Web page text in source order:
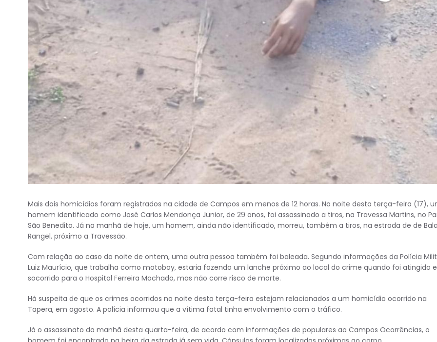
Mais dois homicídios foram registrados na cidade de Campos em menos de 12 horas. Na noite desta terça-feira (17),
homem identificado como José Carlos Mendonça Junior, de 29 anos, foi assassinado a tiros, na Travessa Martins, no
São Benedito. Já na manhã de hoje, um homem, ainda não identificado, morreu, também a tiros, na estrada de de
Rangel, próximo a Travessão.
Com relação ao caso da noite de ontem, uma outra pessoa também foi baleada. Segundo informações da Polícia
Luiz Maurício, que trabalha como motoboy, estaria fazendo um lanche próximo ao local do crime quando foi atingido e
socorrido para o Hospital Ferreira Machado, mas não corre risco de morte.
Há suspeita de que os crimes ocorridos na noite desta terça-feira estejam relacionados a um homicídio ocorrido na
Tapera, em agosto. A polícia informou que a vítima fatal tinha envolvimento com o tráfico.
Já o assassinato da manhã desta quarta-feira, de acordo com informações de populares ao Campos Ocorrências, o